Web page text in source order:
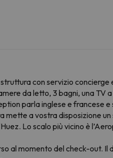
con servizio concierge
da letto, 3 bagni, una TV
parla inglese e francese
mette a vostra disposizione
Lo scalo più vicino è
al momento del check-out. Il